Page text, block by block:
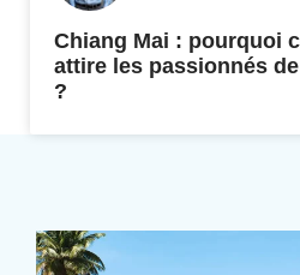
Chiang Mai : pourquoi
attire les passionnés
?